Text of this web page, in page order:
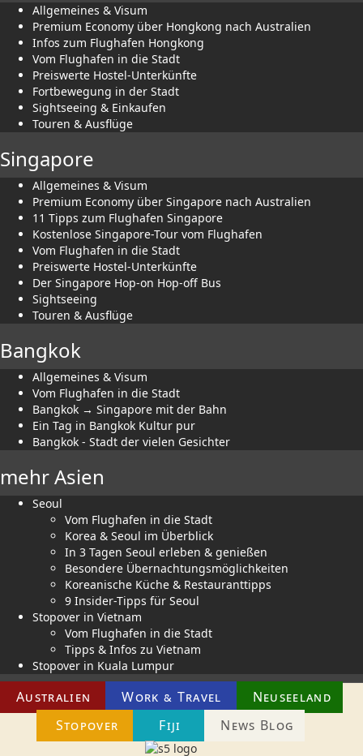
Allgemeines & Visum
Premium Economy über Hongkong nach Australien
Infos zum Flughafen Hongkong
Vom Flughafen in die Stadt
Preiswerte Hostel-Unterkünfte
Fortbewegung in der Stadt
Sightseeing & Einkaufen
Touren & Ausflüge
Singapore
Allgemeines & Visum
Premium Economy über Singapore nach Australien
11 Tipps zum Flughafen Singapore
Kostenlose Singapore-Tour vom Flughafen
Vom Flughafen in die Stadt
Preiswerte Hostel-Unterkünfte
Der Singapore Hop-on Hop-off Bus
Sightseeing
Touren & Ausflüge
Bangkok
Allgemeines & Visum
Vom Flughafen in die Stadt
Bangkok → Singapore mit der Bahn
Ein Tag in Bangkok Kultur pur
Bangkok - Stadt der vielen Gesichter
mehr Asien
Seoul
Vom Flughafen in die Stadt
Korea & Seoul im Überblick
In 3 Tagen Seoul erleben & genießen
Besondere Übernachtungsmöglichkeiten
Koreanische Küche & Restauranttipps
9 Insider-Tipps für Seoul
Stopover in Vietnam
Vom Flughafen in die Stadt
Tipps & Infos zu Vietnam
Stopover in Kuala Lumpur
Australien Work & Travel
Neuseeland
Stopover
Fiji News Blog